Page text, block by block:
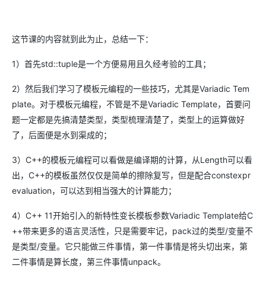
这节课的内容就到此为止，总结一下：
1）首先std::tuple是一个方便易用且久经考验的工具；
2）然后我们学习了模板元编程的一些技巧，尤其是Variadic Tem
plate。对于模板元编程，不管是不是Variadic Template，首要问
题一定都是先搞清楚类型，类型梳理清楚了，类型上的运算做好
了，后面便是水到渠成的；
3）C++的模板元编程可以看做是编译期的计算，从Length可以看
出，C++的模板虽然仅仅是简单的擦除复写，但是配合constexpr
evaluation，可以达到相当强大的计算能力；
4）C++ 11开始引入的新特性变长模板参数Variadic Template给C
++带来更多的语言灵活性，只是需要牢记，pack过的类型/变量不
是类型/变量。它只能做三件事情，第一件事情是将头切出来，第
二件事情是算长度，第三件事情unpack。